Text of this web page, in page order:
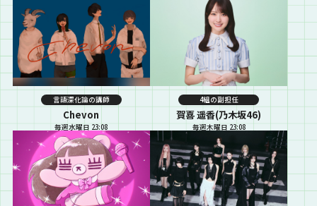
言語深化論の講師
Chevon
毎週水曜日 23:08
4組の副担任
賀喜 遥香(乃木坂46)
毎週木曜日 23:08